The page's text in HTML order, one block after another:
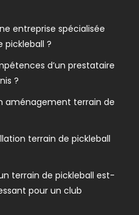
entreprise spécialisée
pickleball ?
d’un prestataire
?
aménagement terrain de
terrain de pickleball
terrain de pickleball est-
pour un club